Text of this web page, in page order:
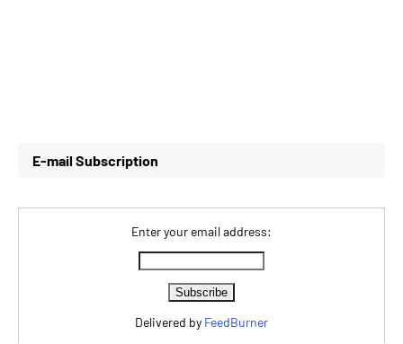
E-mail Subscription
Enter your email address:
Delivered by FeedBurner